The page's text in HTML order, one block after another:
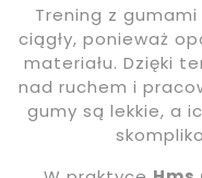
Trening z
ciągły, ponieważ
materiału. Dzięki
nad ruchem i
gumy są lekkie, a